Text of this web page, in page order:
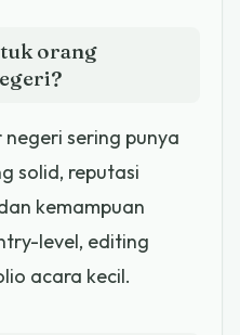
orang
sering punya
solid, reputasi
kemampuan
level, editing
acara kecil.